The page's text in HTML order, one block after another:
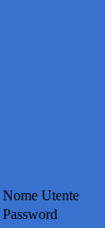
Nome Utente
Password